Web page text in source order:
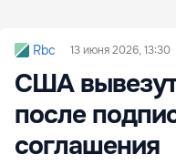
Rbc 13 июня 2026, 13:30
США
после
соглашения